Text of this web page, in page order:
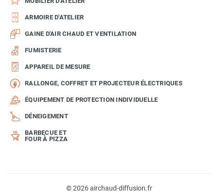
ARMOIRE D'ATELIER
GAINE D'AIR CHAUD ET VENTILATION
FUMISTERIE
APPAREIL DE MESURE
RALLONGE, COFFRET ET PROJECTEUR ÉLECTRIQUES
ÉQUIPEMENT DE PROTECTION INDIVIDUELLE
DÉNEIGEMENT
BARBECUE ET
FOUR À PIZZA
© 2026 airchaud-diffusion.fr